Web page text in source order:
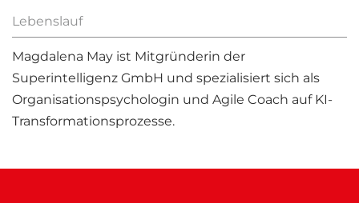
Lebenslauf
Magdalena May ist Mitgründerin der
Superintelligenz GmbH und spezialisiert sich als
Organisationspsychologin und Agile Coach auf KI-
Transformationsprozesse.